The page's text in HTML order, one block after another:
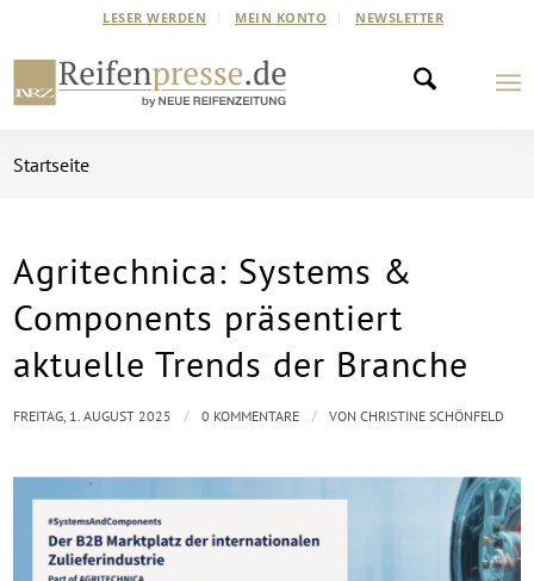
LESER WERDEN MEIN KONTO NEWSLETTER
Startseite
Agritechnica: Systems &
Components präsentiert
aktuelle Trends der Branche
FREITAG, 1. AUGUST 2025 / 0 KOMMENTARE / VONCHRISTINE SCHÖNFELD